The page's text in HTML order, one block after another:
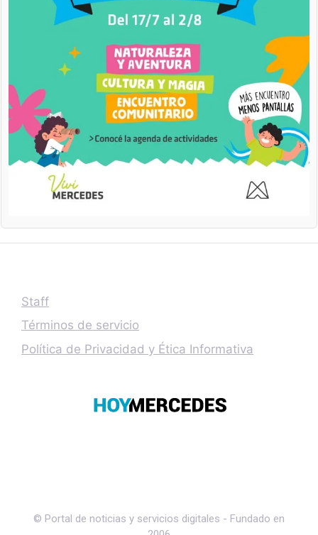
Staff
Términos de servicio
Política de Privacidad y Ética Informativa
© Portal de noticias y servicios digitales - Fundado en